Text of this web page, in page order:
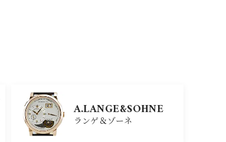
A.LANGE&SOHNE
ランゲ＆ゾーネ